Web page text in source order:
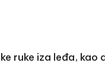
ruke iza leđa, kao